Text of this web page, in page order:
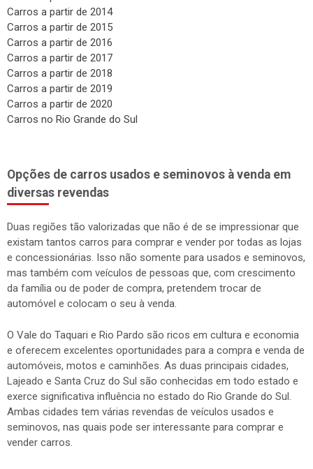
Carros a partir de 2014
Carros a partir de 2015
Carros a partir de 2016
Carros a partir de 2017
Carros a partir de 2018
Carros a partir de 2019
Carros a partir de 2020
Carros no Rio Grande do Sul
Opções de carros usados e seminovos à venda em
diversas revendas
Duas regiões tão valorizadas que não é de se impressionar que
existam tantos carros para comprar e vender por todas as lojas
e concessionárias. Isso não somente para usados e seminovos,
mas também com veículos de pessoas que, com crescimento
da família ou de poder de compra, pretendem trocar de
automóvel e colocam o seu à venda.
O Vale do Taquari e Rio Pardo são ricos em cultura e economia
e oferecem excelentes oportunidades para a compra e venda de
automóveis, motos e caminhões. As duas principais cidades,
Lajeado e Santa Cruz do Sul são conhecidas em todo estado e
exerce significativa influência no estado do Rio Grande do Sul.
Ambas cidades tem várias revendas de veículos usados e
seminovos, nas quais pode ser interessante para comprar e
vender carros.